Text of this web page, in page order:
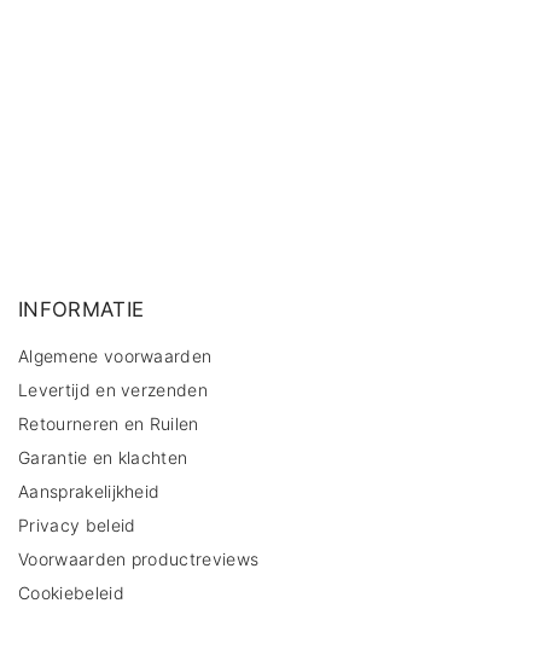
INFORMATIE
Algemene voorwaarden
Levertijd en verzenden
Retourneren en Ruilen
Garantie en klachten
Aansprakelijkheid
Privacy beleid
Voorwaarden productreviews
Cookiebeleid